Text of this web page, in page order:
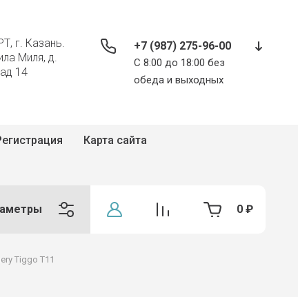
г. Казань.
Миля, д.
14
+7 (987) 275-96-00
С 8:00 до 18:00 без
обеда и выходных
Карта сайта
0 ₽
Tiggo T11